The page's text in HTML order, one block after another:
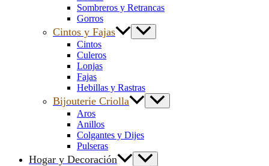
Sombreros y Retrancas
Gorros
Cintos y Fajas
Cintos
Culeros
Lonjas
Fajas
Hebillas y Rastras
Bijouterie Criolla
Aros
Anillos
Colgantes y Dijes
Pulseras
Hogar y Decoración